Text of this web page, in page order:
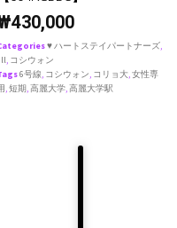
430,000
♥ ハートステイパートナーズ,
, コシウォン
6号線, コシウォン, コリョ大,女性専
,短期,高麗大学,高麗大学駅